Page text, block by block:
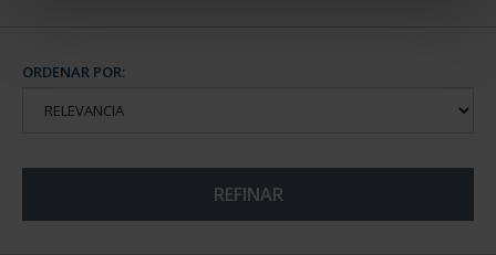
ORDENAR POR:
REFINAR